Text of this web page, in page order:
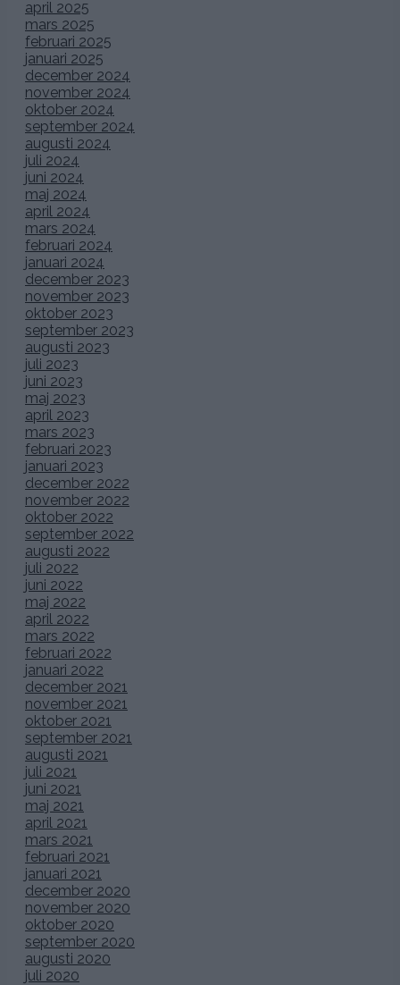
april 2025
mars 2025
februari 2025
januari 2025
december 2024
november 2024
oktober 2024
september 2024
augusti 2024
juli 2024
juni 2024
maj 2024
april 2024
mars 2024
februari 2024
januari 2024
december 2023
november 2023
oktober 2023
september 2023
augusti 2023
juli 2023
juni 2023
maj 2023
april 2023
mars 2023
februari 2023
januari 2023
december 2022
november 2022
oktober 2022
september 2022
augusti 2022
juli 2022
juni 2022
maj 2022
april 2022
mars 2022
februari 2022
januari 2022
december 2021
november 2021
oktober 2021
september 2021
augusti 2021
juli 2021
juni 2021
maj 2021
april 2021
mars 2021
februari 2021
januari 2021
december 2020
november 2020
oktober 2020
september 2020
augusti 2020
juli 2020